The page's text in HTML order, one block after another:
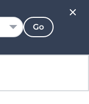
Go